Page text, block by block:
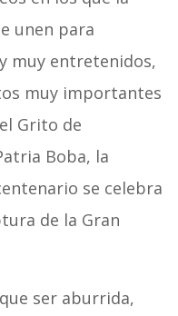
unen para
muy entretenidos,
muy importantes
Grito de
Boba, la
se celebra
de la Gran
ser aburrida,